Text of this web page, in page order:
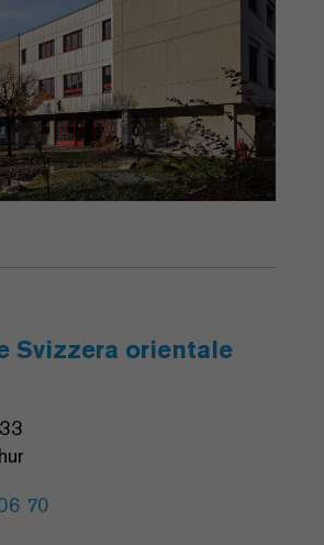
Svizzera orientale
70